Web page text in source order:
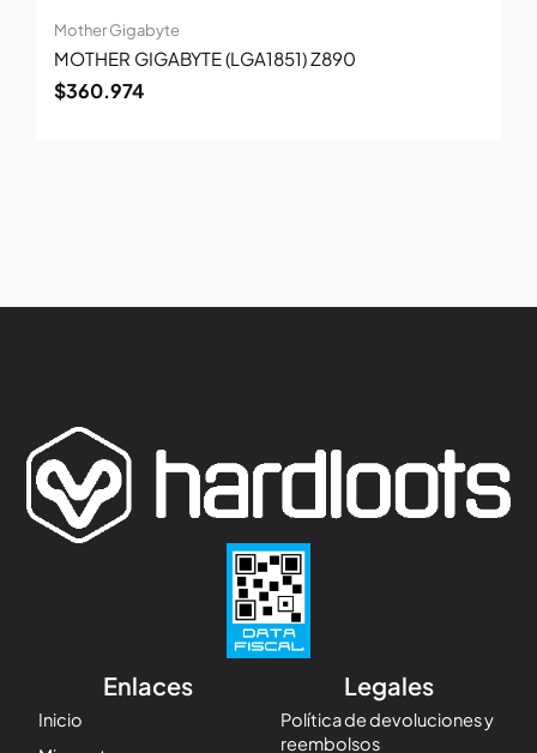
Mother Gigabyte
MOTHER GIGABYTE (LGA1851) Z890
$360.974
Enlaces
Inicio
Legales
Política de devoluciones y
reembolsos